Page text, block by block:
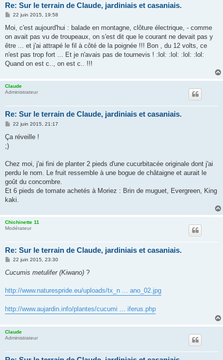
Re: Sur le terrain de Claude, jardiniais et casaniais.
M
s
a
g
22 juin 2015, 19:58
Moi, c'est aujourd'hui : balade en montagne, clôture électrique, - comme
on avait pas vu de troupeaux, on s'est dit que le courant ne devait pas y
être ... et j'ai attrapé le fil à côté de la poignée !!! Bon , du 12 volts, ce
n'est pas trop fort ... Et je n'avais pas de tournevis ! :lol: :lol: :lol: :lol:
Quand on est c.., on est c.. !!!
Claude
Administrateur
Re: Sur le terrain de Claude, jardiniais et casaniais.
M
s
22 juin 2015, 21:17
Ça réveille !
;)
Chez moi, j'ai fini de planter 2 pieds d'une cucurbitacée originale dont j'ai
perdu le nom. Le fruit ressemble à une bogue de châtaigne et aurait le
goût du concombre.
Et 6 pieds de tomate achetés à Moriez : Brin de muguet, Evergreen, King
kaki.
Chichinette 11
Modérateur
Re: Sur le terrain de Claude, jardiniais et casaniais.
M
s
g
e
22 juin 2015, 23:30
Cucumis metulifer (Kiwano) ?
http://www.naturespride.eu/uploads/tx_n ... ano_02.jpg
http://www.aujardin.info/plantes/cucumi ... iferus.php
Claude
Administrateur